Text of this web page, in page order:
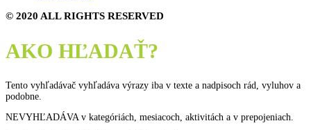
© 2020 ALL RIGHTS RESERVED
AKO HĽADAŤ?
Tento vyhľadávač vyhľadáva výrazy iba v texte a nadpisoch rád, vyluhov a
podobne.
NEVYHĽADÁVA v kategóriách, mesiacoch, aktivitách a v prepojeniach.